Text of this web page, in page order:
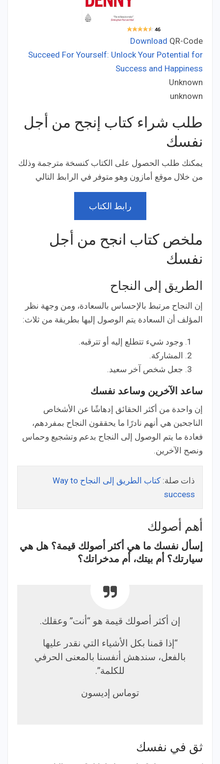
Download QR-Code
Succeed For Yourself: Unlock Your Potential for
Success and Happiness
Unknown
unknown
طلب شراء كتاب إنجح من أجل
نفسك
يمكنك طلب الحصول على الكتاب كنسخة مترجمة وذلك
من خلال موقع أمازون وهو متوفر في الرابط التالي
رابط الكتاب
ملخص كتاب انجح من أجل
نفسك
الطريق إلى النجاح
إن النجاح مرتبط بالإحساس بالسعادة، ومن وجهة نظر
المؤلف أن السعادة يتم الوصول إليها بطريقة من ثلاث:
وجود شيء تتطلع إليه أو تترقبه.
المشاركة.
جعل شخص آخر سعيد.
ساعد الآخرين وساعد نفسك
إن واحدة من أكثر الحقائق إدهاشًا عن الأشخاص
الناجحين هي أنهم نادرًا ما يحققون النجاح بمفردهم،
فعادة ما يتم الوصول إلى النجاح بدعم وتشجيع وحماس
ونصح الآخرين.
ذات صلة:
كتاب الطريق إلى النجاح Way to
success
أهم أصولك
إسأل نفسك ما هي أكثر أصولك قيمة؟ هل هي
سيارتك؟ أم بيتك، أم مدخراتك؟
إن أكثر أصولك قيمة هو “أنت” وعقلك.
“إذا قمنا بكل الأشياء التي نقدر عليها
بالفعل، سندهش أنفسنا بالمعنى الحرفي
للكلمة”.
توماس إديسون
ثق في نفسك